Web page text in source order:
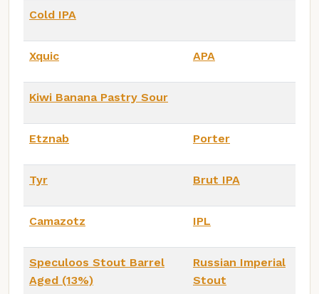
Cold IPA
Xquic APA
Kiwi Banana Pastry Sour
Etznab Porter
Tyr Brut IPA
Camazotz IPL
Speculoos Stout Barrel
Aged (13%)
Russian Imperial
Stout